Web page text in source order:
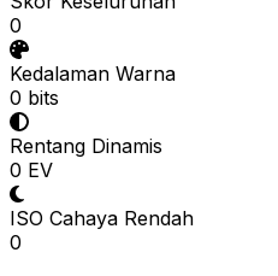
0
Kedalaman Warna
0 bits
Rentang Dinamis
0 EV
ISO Cahaya Rendah
0